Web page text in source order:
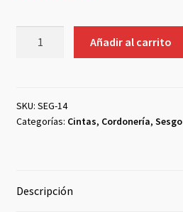
Marino
cantidad
Añadir al carrito
SKU: SEG-14
Categorías: Cintas, Cordonería, Sesgo
Descripción